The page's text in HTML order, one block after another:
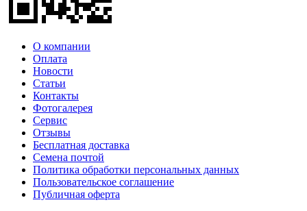
О компании
Оплата
Новости
Статьи
Контакты
Фотогалерея​
Сервис
Отзывы
Бесплатная доставка
Семена почтой
Политика обработки персональных данных
Пользовательское соглашение
Публичная оферта